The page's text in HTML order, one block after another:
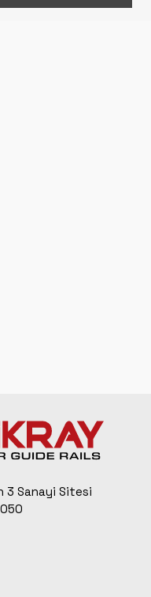
3 Sanayi Sitesi